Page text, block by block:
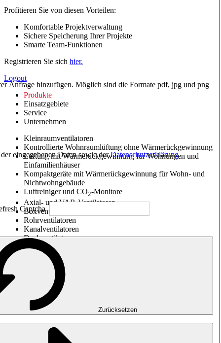
Profitieren Sie von diesen Vorteilen:
Komfortable Projektverwaltung
Sichere Speicherung Ihrer Projekte
Smarte Team-Funktionen
Registrieren Sie sich hier.
Logout
Produkte
Einsatzgebiete
Service
Unternehmen
Kleinraumventilatoren
Kontrollierte Wohnraumlüftung ohne Wärmerückgewinnung
Lüftung mit Wärmerückgewinnung für Wohnungen und
Einfamilienhäuser
Kompaktgeräte mit Wärmerückgewinnung für Wohn- und
Nichtwohngebäude
Luftreiniger und CO2-Monitore
Axial- und VAR-Ventilatoren
Boxventilatoren
Rohrventilatoren
Kanalventilatoren
Dachventilatoren
Entrauchung, Rauchfreihaltung und Garagenlüftung
Impulsventilatoren
Explosionsgeschützte Ventilatoren
Messen. Steuern. Regeln.
Luftbehandlung
Mechanisches Zubehör
Anfrage hinzufügen. Möglich sind die Formate pdf, jpg und png
eingegebenen Daten sowie derDatenschutzerklärung
Zurücksetzen